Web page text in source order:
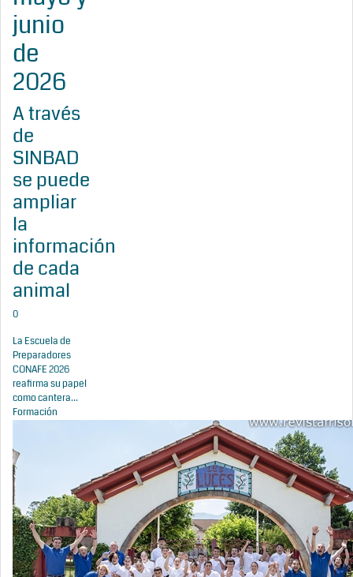
junio
de
2026
A través
de
SINBAD
se puede
ampliar
la
información
de cada
animal
0
La Escuela de
Preparadores
CONAFE 2026
reafirma su papel
como cantera...
Formación